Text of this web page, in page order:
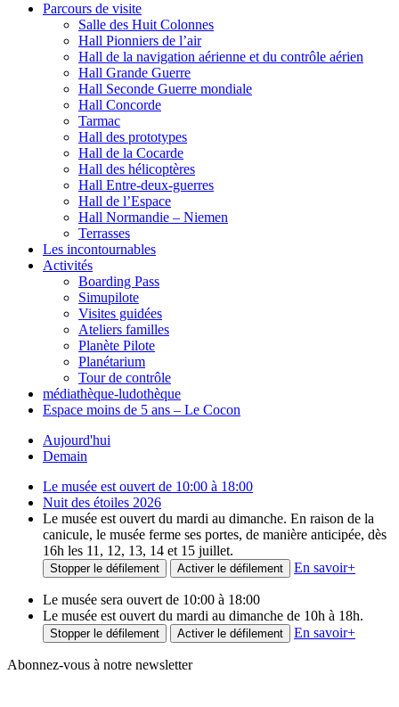
Parcours de visite
Salle des Huit Colonnes
Hall Pionniers de l’air
Hall de la navigation aérienne et du contrôle aérien
Hall Grande Guerre
Hall Seconde Guerre mondiale
Hall Concorde
Tarmac
Hall des prototypes
Hall de la Cocarde
Hall des hélicoptères
Hall Entre-deux-guerres
Hall de l’Espace
Hall Normandie – Niemen
Terrasses
Les incontournables
Activités
Boarding Pass
Simupilote
Visites guidées
Ateliers familles
Planète Pilote
Planétarium
Tour de contrôle
médiathèque-ludothèque
Espace moins de 5 ans – Le Cocon
Aujourd'hui
Demain
Le musée est ouvert de 10:00 à 18:00
Nuit des étoiles 2026
Le musée est ouvert du mardi au dimanche. En raison de la
canicule, le musée ferme ses portes, de manière anticipée, dès
16h les 11, 12, 13, 14 et 15 juillet.
Stopper le défilement Activer le défilement En savoir+
Le musée sera ouvert de 10:00 à 18:00
Le musée est ouvert du mardi au dimanche de 10h à 18h.
Stopper le défilement Activer le défilement En savoir+
Abonnez-vous à notre newsletter